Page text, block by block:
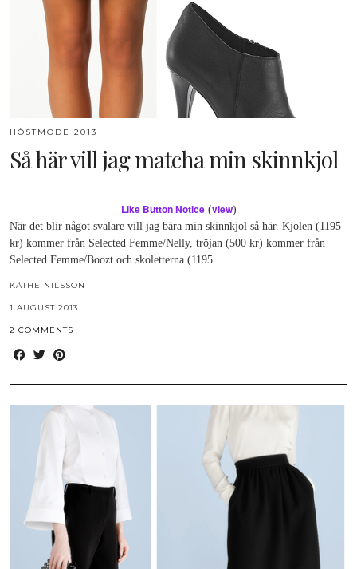
HÖSTMODE 2013
Så här vill jag matcha min skinnkjol
Like Button Notice(view)
När det blir något svalare vill jag bära min skinnkjol så här. Kjolen (1195
kr) kommer från Selected Femme/Nelly, tröjan (500 kr) kommer från
Selected Femme/Boozt och skoletterna (1195…
KÄTHE NILSSON
1 AUGUST 2013
2 COMMENTS